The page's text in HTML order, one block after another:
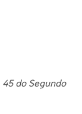
45 do Segundo